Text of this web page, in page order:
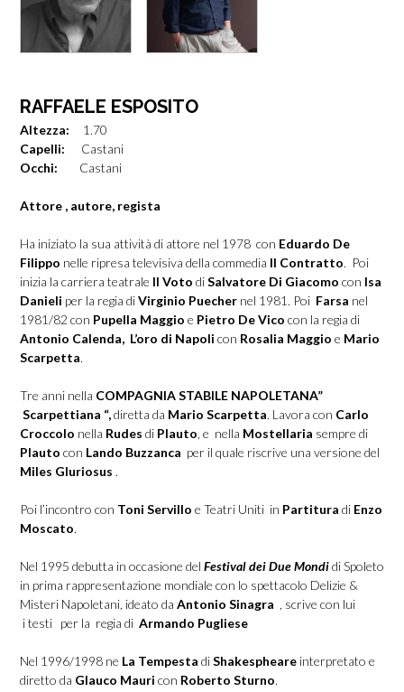
RAFFAELE ESPOSITO
Altezza: 1.70
Capelli: Castani
Occhi: Castani
Attore , autore, regista
Ha iniziato la sua attività di attore nel 1978 con Eduardo De
Filippo nelle ripresa televisiva della commedia Il Contratto. Poi
inizia la carriera teatrale Il Voto diSalvatore Di Giacomo con Isa
Danieli per la regia diVirginio Puecher nel 1981. Poi Farsa nel
1981/82 con Pupella Maggio e Pietro De Vico con la regia di
Antonio Calenda, L’oro di Napoli con Rosalia Maggio e Mario
Scarpetta.
Tre anni nella COMPAGNIA STABILE NAPOLETANA”
Scarpettiana “,diretta da Mario Scarpetta. Lavora con Carlo
Croccolo nella Rudes di Plauto, e nella Mostellaria sempre di
Plauto con Lando Buzzanca per il quale riscrive una versione del
Miles Gluriosus .
Poi l’incontro con Toni Servillo e Teatri Uniti in Partitura di Enzo
Moscato.
Nel 1995 debutta in occasione del Festival dei Due Mondidi Spoleto
in prima rappresentazione mondiale con lo spettacolo Delizie &
Misteri Napoletani, ideato da Antonio Sinagra , scrive con lui
i testi per la regia di Armando Pugliese
Nel 1996/1998 ne La Tempesta diShakespheare interpretato e
diretto da Glauco Mauri con Roberto Sturno.